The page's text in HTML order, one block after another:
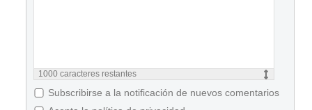
1000 caracteres restantes
Subscribirse a la notificación de nuevos comentarios